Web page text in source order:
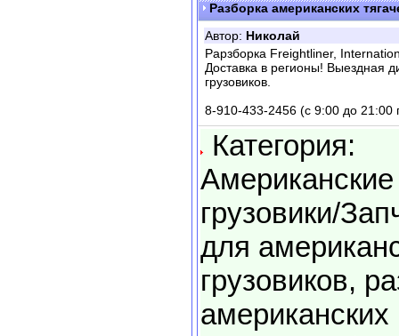
Разборка американских
Автор: Николай
Раpзборка Freightliner,
Доставка в регионы! Выездная
грузовиков.
8-910-433-2456 (с 9:00 до
Категория:
Американские
грузовики/
для
грузовиков,
американских